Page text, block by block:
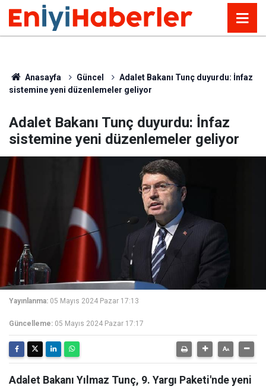
Anasayfa Güncel
Adalet Bakanı Tunç duyurdu: İnfaz
sistemine yeni düzenlemeler geliyor
Adalet Bakanı Tunç duyurdu: İnfaz
sistemine yeni düzenlemeler geliyor
Yayınlanma: 05 Mayıs 2024 Pazar 17:13
Güncelleme: 05 Mayıs 2024 Pazar 17:17
Adalet Bakanı Yılmaz Tunç, 9. Yargı Paketi'nde yeni